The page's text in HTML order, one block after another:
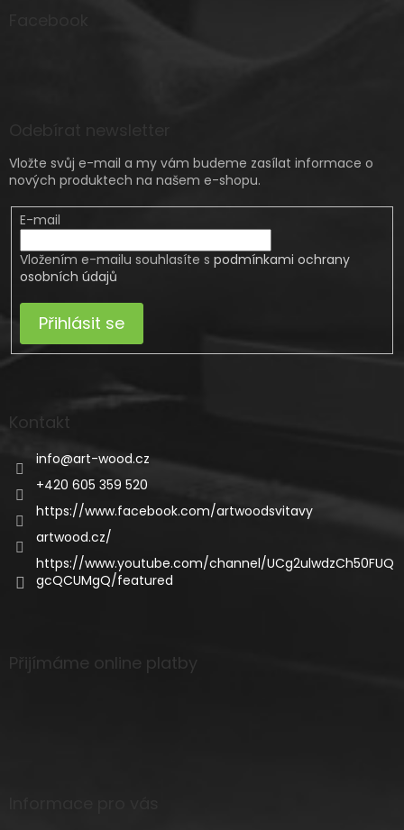
Vložte svůj e-mail a my vám budeme zasílat informace o
nových produktech na našem e-shopu.
E-mail
Vložením e-mailu souhlasíte s podmínkami ochrany
osobních údajů
Přihlásit se
Kontakt
info@art-wood.cz
+420 605 359 520
https://www.facebook.com/artwoodsvitavy
artwood.cz/
https://www.youtube.com/channel/UCg2ulwdzCh50FUQ
gcQCUMgQ/featured
Přijímáme online platby